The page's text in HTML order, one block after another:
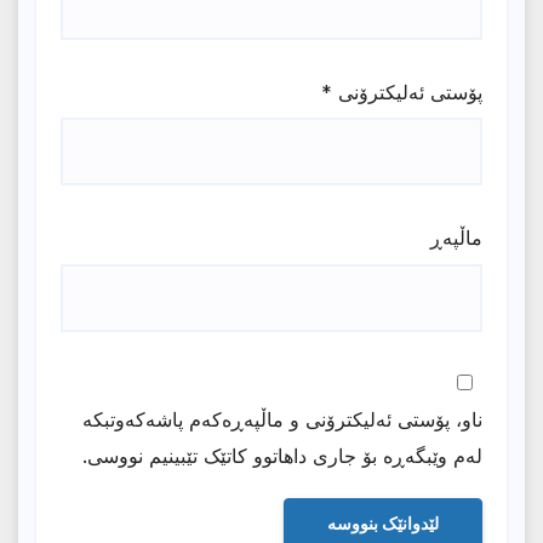
پۆستی ئەلیکترۆنی *
ماڵپه‌ڕ
ناو، پۆستی ئەلیکترۆنی و ماڵپەڕەکەم پاشەکەوتبکە
لەم وێبگەڕە بۆ جاری داهاتوو کاتێک تێبینیم نووسی.